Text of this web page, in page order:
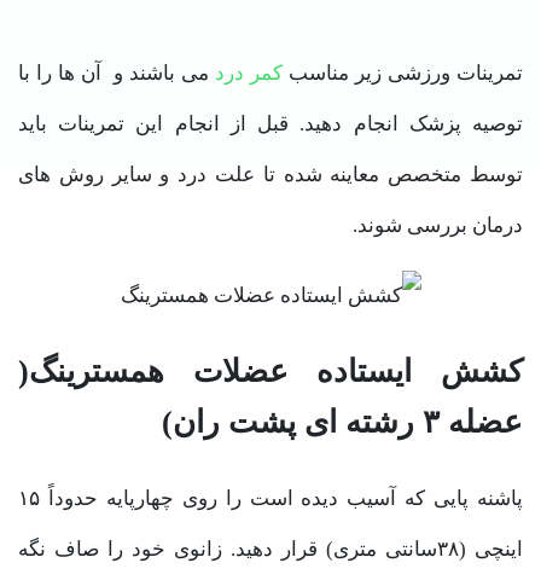
تمرینات ورزشی زیر مناسب کمر درد می باشند و آن ها را با
توصیه پزشک انجام دهید. قبل از انجام این تمرینات باید
توسط متخصص معاینه شده تا علت درد و سایر روش های
درمان بررسی شوند.
کشش ایستاده عضلات همسترینگ(
عضله ۳ رشته ای پشت ران)
پاشنه پایی که آسیب دیده است را روی چهارپایه حدوداً ۱۵
اینچی (۳۸سانتی متری) قرار دهید. زانوی خود را صاف نگه